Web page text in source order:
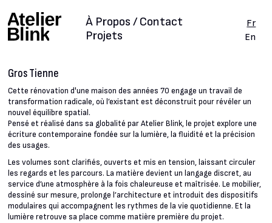
Projets
À Propos / Contact
Fr
En
Gros Tienne
Cette rénovation d'une maison des années 70 engage un travail de
transformation radicale, où l’existant est déconstruit pour révéler un
nouvel équilibre spatial.
Pensé et réalisé dans sa globalité par Atelier Blink, le projet explore une
écriture contemporaine fondée sur la lumière, la fluidité et la précision
des usages.
Les volumes sont clarifiés, ouverts et mis en tension, laissant circuler
les regards et les parcours. La matière devient un langage discret, au
service d’une atmosphère à la fois chaleureuse et maîtrisée. Le mobilier,
dessiné sur mesure, prolonge l’architecture et introduit des dispositifs
modulaires qui accompagnent les rythmes de la vie quotidienne. Et la
lumière retrouve sa place comme matière première du projet.